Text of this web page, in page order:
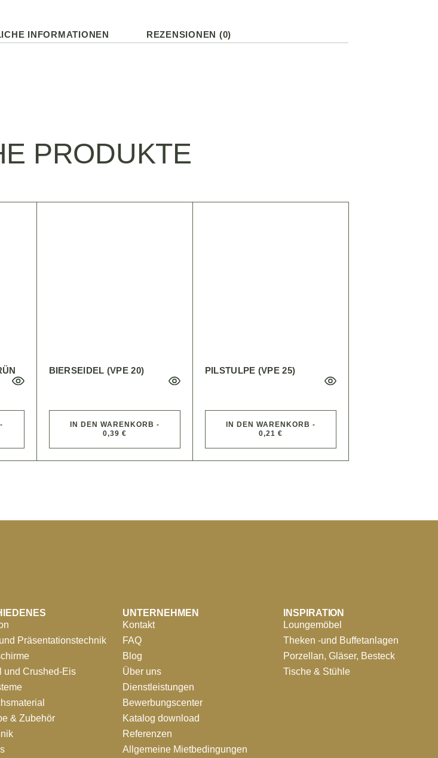
INFORMATIONEN REZENSIONEN (0)
PRODUKTE
BIERSEIDEL (VPE 20)
IN DEN WARENKORB -
0,39 €
PILSTULPE (VPE 25)
IN DEN WARENKORB -
0,21 €
Präsentationstechnik
und Crushed-Eis
& Zubehör
UNTERNEHMEN
Kontakt
FAQ
Blog
Über uns
Dienstleistungen
Bewerbungscenter
Katalog download
Referenzen
Allgemeine Mietbedingungen
INSPIRATION
Loungemöbel
Theken -und Buffetanlagen
Porzellan, Gläser, Besteck
Tische & Stühle